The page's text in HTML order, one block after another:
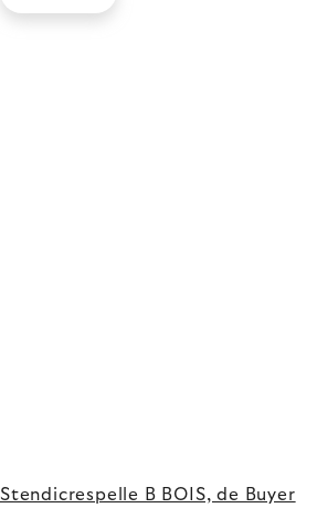
Stendicrespelle B BOIS, de Buyer